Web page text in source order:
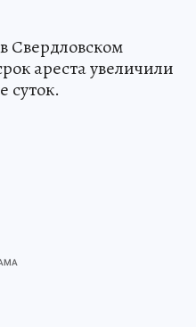
Свердловском
ареста увеличили
суток.